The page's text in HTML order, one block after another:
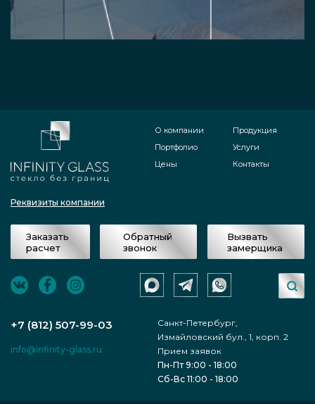
Реквизиты компании
О компании
Портфолио
Цены
Продукция
Услуги
Контакты
Заказать
расчет
Обратный
звонок
Вызвать
замерщика
+7 (812) 507-99-03
Санкт-Петербург,
Измайловский бул., 1, корп. 2
info@infinity-glass.ru
Прием заявок
Пн-Пт 9:00 - 18:00
Сб-Вс 11:00 - 18:00